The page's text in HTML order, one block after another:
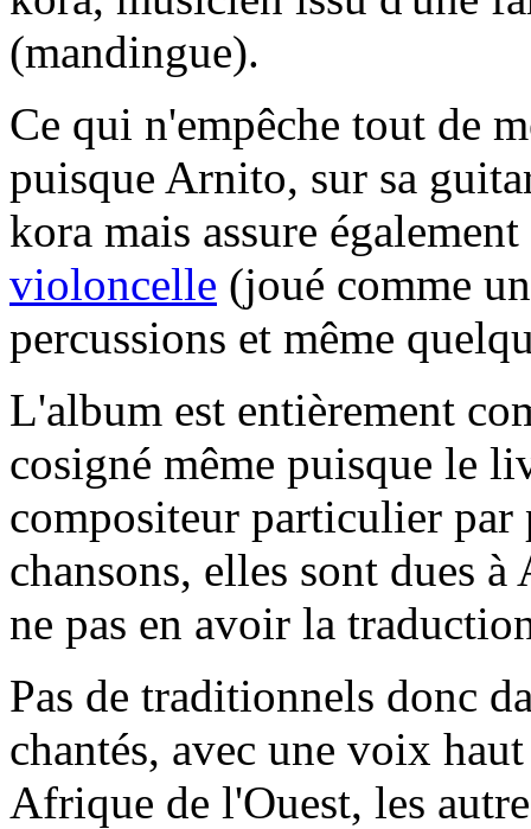
(mandingue).
Ce qui n'empêche tout de
puisque Arnito, sur sa
kora mais assure
violoncelle (joué comme
percussions et même
L'album est entièrement
cosigné même puisque le
compositeur particulier par
chansons, elles sont dues
ne pas en avoir la
Pas de traditionnels donc
chantés, avec une voix
Afrique de l'Ouest, les